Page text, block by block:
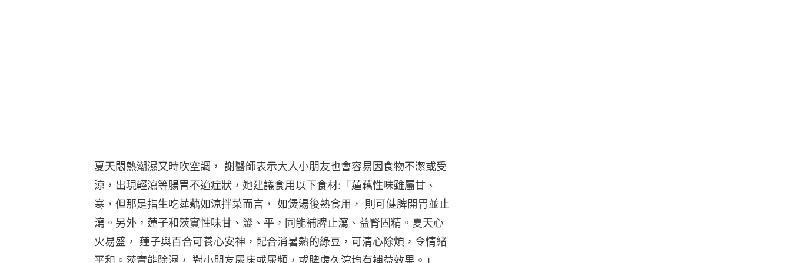
夏天悶熱潮濕又時吹空調， 謝醫師表示大人小朋友也會容易因食物不潔或受
涼，出現輕瀉等腸胃不適症狀，她建議食用以下食材:「蓮藕性味雖屬甘、
寒，但那是指生吃蓮藕如涼拌菜而言， 如煲湯後熟食用， 則可健脾開胃並止
瀉。另外，蓮子和茨實性味甘、澀、平，同能補脾止瀉、益腎固精。夏天心
火易盛， 蓮子與百合可養心安神，配合消暑熱的綠豆，可清心除煩，令情緒
平和。茨實能除濕， 對小朋友尿床或尿頻，或脾虛久瀉均有補益效果。」